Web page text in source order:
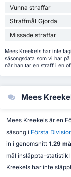
Vunna straffar
Straffmål Gjorda
Missade straffar
Mees Kreekels har inte
säsongsdata som vi har
när han tar en straff i en
Mees
Mees Kreekels är en
säsong i Första
in i genomsnitt 1.29
mål insläppta-statistik
Kreekels har inte